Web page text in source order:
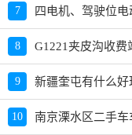
7
8
9 新疆奎屯有什么好
10